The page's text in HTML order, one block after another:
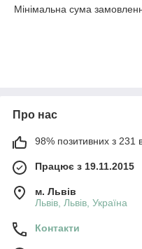
Мінімальна сума
Про нас
98% позитивних з 231
Працює з 19.11.2015
м. Львів
Львів, Львів, Україна
Контакти